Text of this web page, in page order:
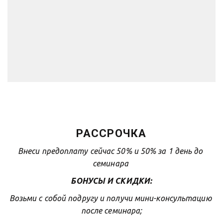
РАССРОЧКА
Внеси предоплату сейчас 50% и 50% за 1 день до
семинара
БОНУСЫ И СКИДКИ:
Возьми с собой подругу и получи мини-консультацию
после семинара;